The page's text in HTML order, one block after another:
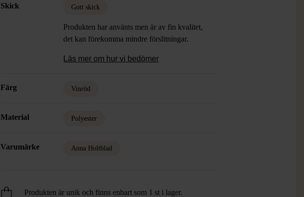
Skick Gott skick
Produkten har använts men är av fin kvalitet,
det kan förekomma mindre förslitningar.
Läs mer om hur vi bedömer
Färg Vinröd
Material Polyester
Varumärke Anna Holtblad
Produkten är unik och finns enbart som 1 st i lager.